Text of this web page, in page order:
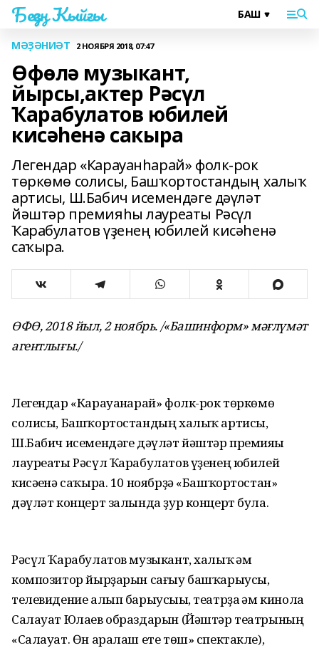
Беҙҙең Ҡыйғы
МӘҘӘНИӘТ 2 НОЯБРЯ 2018, 07:47
Өфөлә музыкант,
йырсы,актер Рәсүл
Ҡарабулатов юбилей
кисәһенә сакыра
Легендар «Карауанһарай» фолк-рок
төркөмө солисы, Башҡортостандың халыҡ
артисы, Ш.Бабич исемендәге дәүләт
йәштәр премияһы лауреаты Рәсүл
Ҡарабулатов үҙенең юбилей кисәһенә
саҡыра.
ӨФӨ, 2018 йыл, 2 ноябрь. /«Башинформ» мәғлүмәт
агентлығы./
Легендар «Карауанһарай» фолк-рок төркөмө
солисы, Башҡортостандың халыҡ артисы,
Ш.Бабич исемендәге дәүләт йәштәр премияһы
лауреаты Рәсүл Ҡарабулатов үҙенең юбилей
кисәһенә саҡыра. 10 ноябрҙә «Башҡортостан»
дәүләт концерт залында ҙур концерт була.
Рәсүл Ҡарабулатов музыкант, халыҡ һәм
композитор йырҙарын сағыу башҡарыусы,
телевидение алып барыусыһы, театрҙа һәм кинола
Салауат Юлаев образдарын (Йәштәр театрының
«Салауат. Өн аралаш ете төш» спектакле),